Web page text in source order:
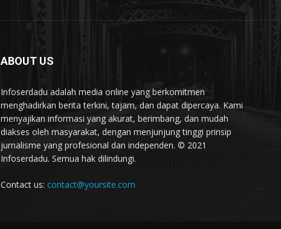
ABOUT US
Infoserdadu adalah media online yang berkomitmen
menghadirkan berita terkini, tajam, dan dapat dipercaya. Kami
menyajikan informasi yang akurat, berimbang, dan mudah
diakses oleh masyarakat, dengan menjunjung tinggi prinsip
jurnalisme yang profesional dan independen. © 2021
Infoserdadu. Semua hak dilindungi.
Contact us: contact@yoursite.com